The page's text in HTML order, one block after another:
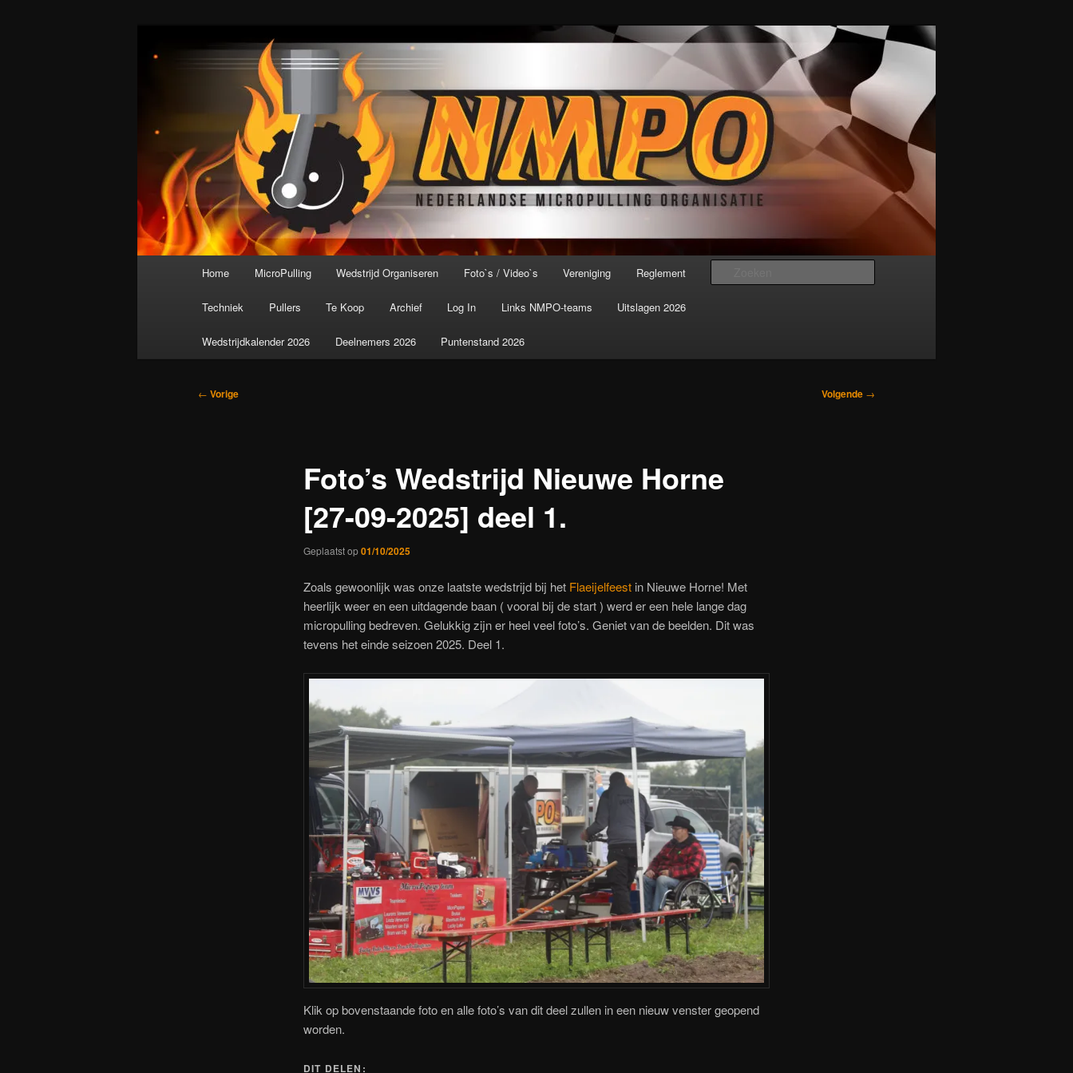
Nederlandse MicroPulling Organisatie
De meest krachtige modelbouwsport ter wereld!
Home MicroPulling Wedstrijd Organiseren Foto`s / Video`s Vereniging Reglement
Techniek Pullers Te Koop Archief Log In Links NMPO-teams Uitslagen 2026
Wedstrijdkalender 2026 Deelnemers 2026 Puntenstand 2026
Bericht
← Vorige Volgende →
Foto’s Wedstrijd Nieuwe Horne
[27-09-2025] deel 1.
Geplaatst op01/10/2025
Zoals gewoonlijk was onze laatste wedstrijd bij het Flaeijelfeestin Nieuwe Horne! Met
heerlijk weer en een uitdagende baan ( vooral bij de start ) werd er een hele lange dag
micropulling bedreven. Gelukkig zijn er heel veel foto’s. Geniet van de beelden. Dit was
tevens het einde seizoen 2025. Deel 1.
Klik op bovenstaande foto en alle foto’s van dit deel zullen in een nieuw venster geopend
worden.
DIT DELEN: